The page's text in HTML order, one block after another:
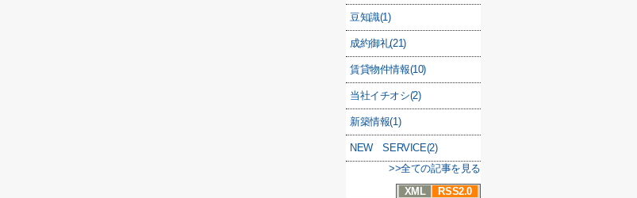
豆知識(1)
成約御礼(21)
賃貸物件情報(10)
当社イチオシ(2)
新築情報(1)
NEW SERVICE(2)
>>全ての記事を見る
XML
RSS2.0